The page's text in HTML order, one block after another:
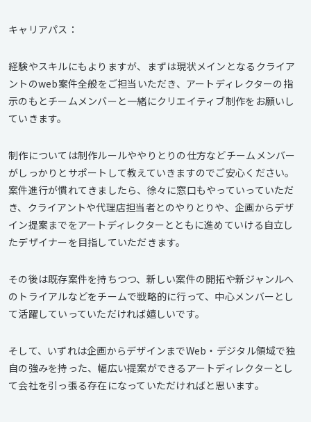
キャリアパス：
経験やスキルにもよりますが、まずは現状メインとなるクライア
ントのweb案件全般をご担当いただき、アートディレクターの指
示のもとチームメンバーと一緒にクリエイティブ制作をお願いし
ていきます。
制作については制作ルールややりとりの仕方などチームメンバー
がしっかりとサポートして教えていきますのでご安心ください。
案件進行が慣れてきましたら、徐々に窓口もやっていっていただ
き、クライアントや代理店担当者とのやりとりや、企画からデザ
イン提案までをアートディレクターとともに進めていける自立し
たデザイナーを目指していただきます。
その後は既存案件を持ちつつ、新しい案件の開拓や新ジャンルへ
のトライアルなどをチームで戦略的に行って、中心メンバーとし
て活躍していっていただければ嬉しいです。
そして、いずれは企画からデザインまでWeb・デジタル領域で独
自の強みを持った、幅広い提案ができるアートディレクターとし
て会社を引っ張る存在になっていただければと思います。